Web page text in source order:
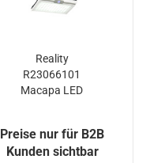
Reality
R23066101
Macapa LED
neutralweiss
Preise nur für B2B
Kunden sichtbar